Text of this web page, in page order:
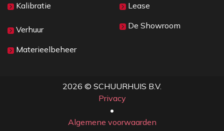
Kalibratie
Verhuur
Materieelbeheer
Lease
De Showroom
2026 © SCHUURHUIS B.V.
Privacy
​• ​
Algemene voorwaarden